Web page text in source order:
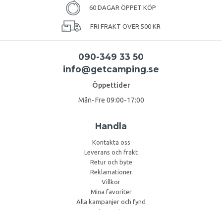
60 DAGAR ÖPPET KÖP
FRI FRAKT ÖVER 500 KR
090-349 33 50
info@getcamping.se
Öppettider
Mån-Fre 09:00-17:00
Handla
Kontakta oss
Leverans och frakt
Retur och byte
Reklamationer
Villkor
Mina favoriter
Alla kampanjer och fynd